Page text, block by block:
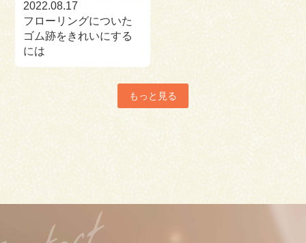
2022.08.17
フローリングについた
ゴム跡をきれいにする
には
もっと見る